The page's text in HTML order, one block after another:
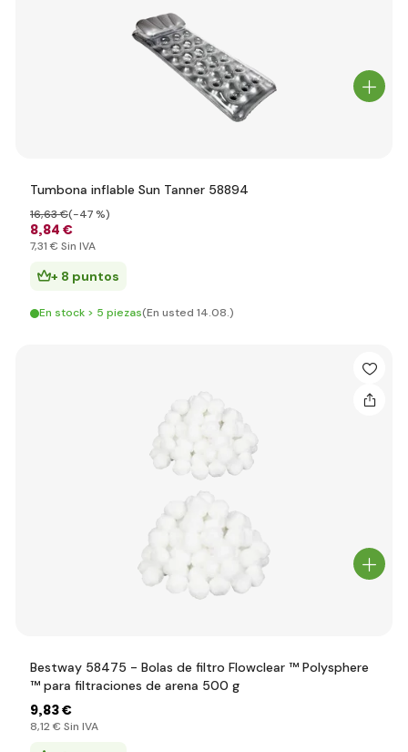
Tumbona inflable Sun Tanner 58894
8,84 €
16,63 €(-47 %)
7,31 € Sin IVA
+ 8 puntos
En stock > 5 piezas(En usted 14.08.)
Bestway 58475 - Bolas de filtro Flowclear ™ Polysphere
™ para filtraciones de arena 500 g
9,83 €
8,12 € Sin IVA